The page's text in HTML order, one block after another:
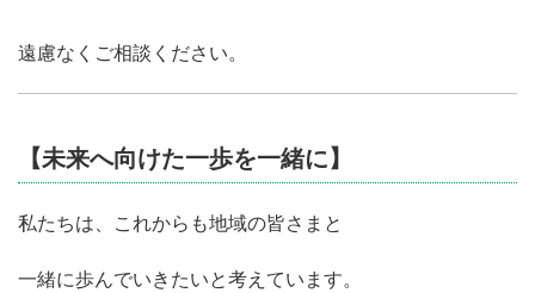
遠慮なくご相談ください。
【未来へ向けた一歩を一緒に】
私たちは、これからも地域の皆さまと
一緒に歩んでいきたいと考えています。